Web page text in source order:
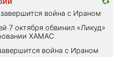
война с Ираном
7 октября обвинил «Ликуд»
ХАМАС
война с Ираном